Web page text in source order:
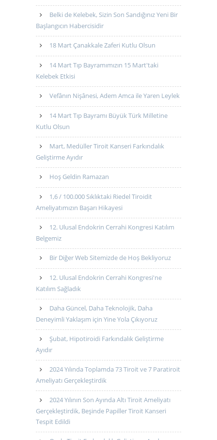
Belki de Kelebek, Sizin Son Sandığınız Yeni Bir
Başlangıcın Habercisidir
18 Mart Çanakkale Zaferi Kutlu Olsun
14 Mart Tıp Bayramımızın 15 Mart'taki
Kelebek Etkisi
Vefânın Nişânesi, Adem Amca ile Yaren Leylek
14 Mart Tıp Bayramı Büyük Türk Milletine
Kutlu Olsun
Mart, Medüller Tiroit Kanseri Farkındalık
Geliştirme Ayıdır
Hoş Geldin Ramazan
1,6 / 100.000 Sıklıktaki Riedel Tiroidit
Ameliyatımızın Başarı Hikayesi
12. Ulusal Endokrin Cerrahi Kongresi Katılım
Belgemiz
Bir Diğer Web Sitemizde de Hoş Bekliyoruz
12. Ulusal Endokrin Cerrahi Kongresi'ne
Katılım Sağladık
Daha Güncel, Daha Teknolojik, Daha
Deneyimli Yaklaşım için Yine Yola Çıkıyoruz
Şubat, Hipotiroidi Farkındalık Geliştirme
Ayıdır
2024 Yılında Toplamda 73 Tiroit ve 7 Paratiroit
Ameliyatı Gerçekleştirdik
2024 Yılının Son Ayında Altı Tiroit Ameliyatı
Gerçekleştirdik, Beşinde Papiller Tiroit Kanseri
Tespit Edildi